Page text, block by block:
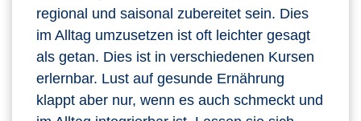
regional und saisonal zubereitet sein. Dies
im Alltag umzusetzen ist oft leichter gesagt
als getan. Dies ist in verschiedenen Kursen
erlernbar. Lust auf gesunde Ernährung
klappt aber nur, wenn es auch schmeckt und